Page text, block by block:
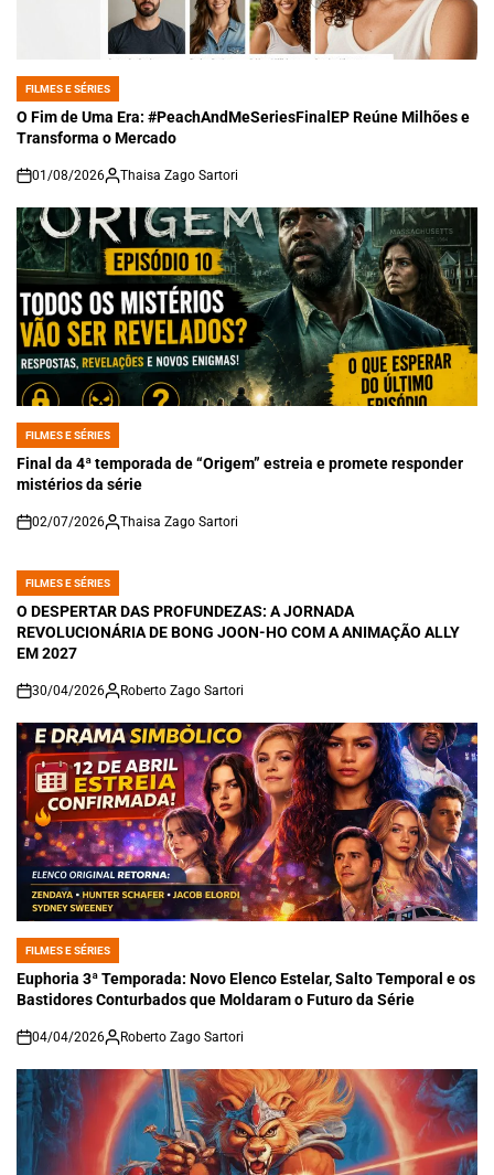
POSTED
IN
FILMES E SÉRIES
O Fim de Uma Era: #PeachAndMeSeriesFinalEP Reúne Milhões e
Transforma o Mercado
on
01/08/2026 Thaisa Zago Sartori
POSTED
IN
FILMES E SÉRIES
Final da 4ª temporada de “Origem” estreia e promete responder
mistérios da série
on
02/07/2026 Thaisa Zago Sartori
POSTED
IN
FILMES E SÉRIES
O DESPERTAR DAS PROFUNDEZAS: A JORNADA
REVOLUCIONÁRIA DE BONG JOON-HO COM A ANIMAÇÃO ALLY
EM 2027
on
30/04/2026 Roberto Zago Sartori
POSTED
IN
FILMES E SÉRIES
Euphoria 3ª Temporada: Novo Elenco Estelar, Salto Temporal e os
Bastidores Conturbados que Moldaram o Futuro da Série
on
04/04/2026 Roberto Zago Sartori